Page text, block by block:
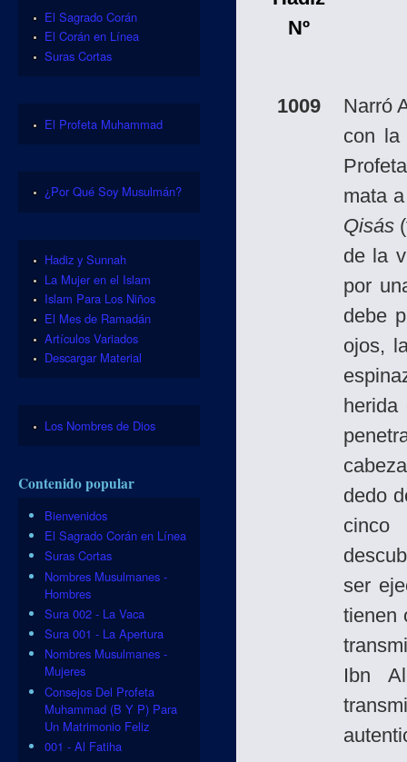
Nº
1009
Narró
con
mata
Qisás
de la
por
debe
ojos,
dedo
cinco
ser
tienen
Ibn
El Sagrado Corán
El Corán en Línea
Suras Cortas
El Profeta Muhammad
¿Por Qué Soy Musulmán?
Hadiz y Sunnah
La Mujer en el Islam
Islam Para Los Niños
El Mes de Ramadán
Artículos Variados
Descargar Material
Los Nombres de Dios
Contenido popular
Bienvenidos
El Sagrado Corán en Línea
Suras Cortas
Nombres Musulmanes -
Hombres
Sura 002 - La Vaca
Sura 001 - La Apertura
Nombres Musulmanes -
Mujeres
Consejos Del Profeta
Muhammad (B Y P) Para
Un Matrimonio Feliz
001 - Al Fatiha